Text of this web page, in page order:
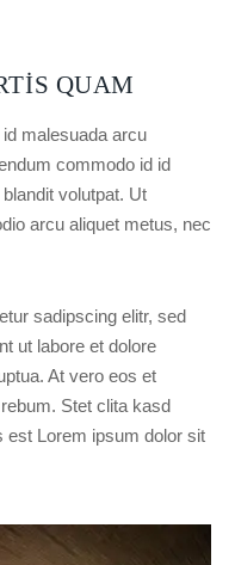
QUAM
malesuada arcu
commodo id id
volutpat. Ut
arcu aliquet metus, nec
sadipscing elitr, sed
ut labore et dolore
At vero eos et
Stet clita kasd
est Lorem ipsum dolor sit